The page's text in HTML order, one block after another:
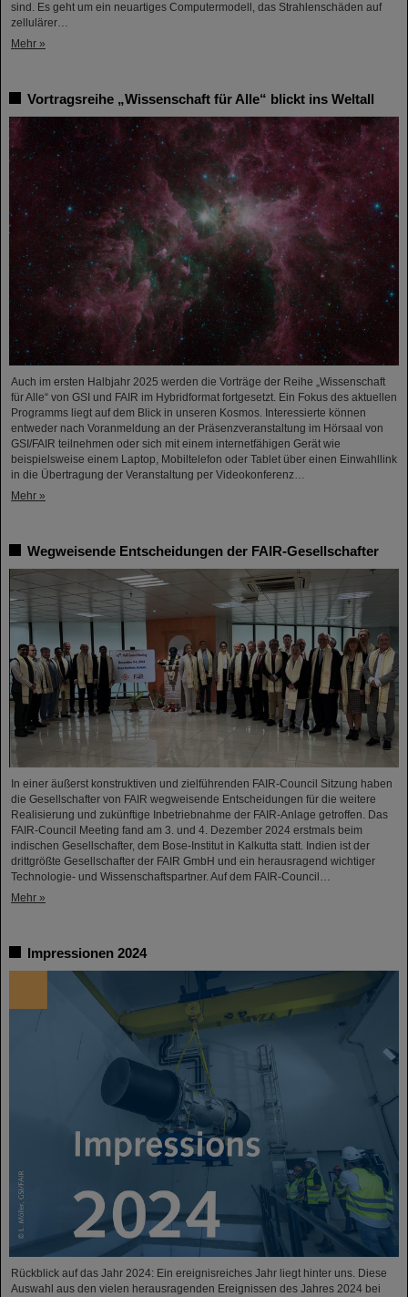
sind. Es geht um ein neuartiges Computermodell, das Strahlenschäden auf
zellulärer…
Mehr »
Vortragsreihe „Wissenschaft für Alle“ blickt ins Weltall
Auch im ersten Halbjahr 2025 werden die Vorträge der Reihe „Wissenschaft
für Alle“ von GSI und FAIR im Hybridformat fortgesetzt. Ein Fokus des aktuellen
Programms liegt auf dem Blick in unseren Kosmos. Interessierte können
entweder nach Voranmeldung an der Präsenzveranstaltung im Hörsaal von
GSI/FAIR teilnehmen oder sich mit einem internetfähigen Gerät wie
beispielsweise einem Laptop, Mobiltelefon oder Tablet über einen Einwahllink
in die Übertragung der Veranstaltung per Videokonferenz…
Mehr »
Wegweisende Entscheidungen der FAIR-Gesellschafter
In einer äußerst konstruktiven und zielführenden FAIR-Council Sitzung haben
die Gesellschafter von FAIR wegweisende Entscheidungen für die weitere
Realisierung und zukünftige Inbetriebnahme der FAIR-Anlage getroffen. Das
FAIR-Council Meeting fand am 3. und 4. Dezember 2024 erstmals beim
indischen Gesellschafter, dem Bose-Institut in Kalkutta statt. Indien ist der
drittgrößte Gesellschafter der FAIR GmbH und ein herausragend wichtiger
Technologie- und Wissenschaftspartner. Auf dem FAIR-Council…
Mehr »
Impressionen 2024
Rückblick auf das Jahr 2024: Ein ereignisreiches Jahr liegt hinter uns. Diese
Auswahl aus den vielen herausragenden Ereignissen des Jahres 2024 bei